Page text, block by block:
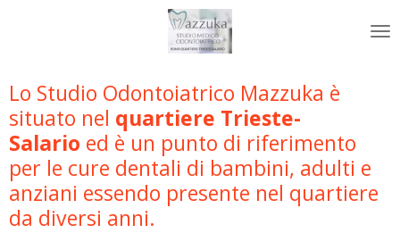
principale
Lo Studio Odontoiatrico Mazzuka è
situato nel quartiere Trieste-
Salario ed è un punto di riferimento
per le cure dentali di bambini, adulti e
anziani essendo presente nel quartiere
da diversi anni.